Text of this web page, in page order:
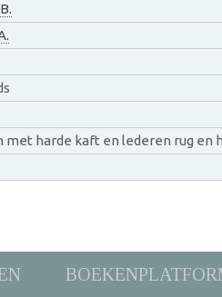
met harde kaft en lederen rug en